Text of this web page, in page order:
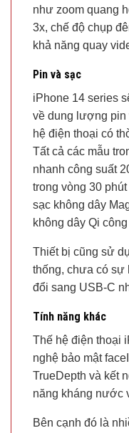
như zoom quang
3x, chế độ chụp
khả năng quay
Pin và sạc
iPhone 14 series
về dung lượng pin
hệ điện thoại có
Tất cả các mẫu
nhanh công suất
trong vòng 30
sạc không dây
không dây Qi
Thiết bị cũng sử
thống, chưa có sự
đổi sang USB-C
Tính năng khác
Thế hệ điện thoại
nghệ bảo mật
TrueDepth và kết
năng kháng nước
Bên cạnh đó là